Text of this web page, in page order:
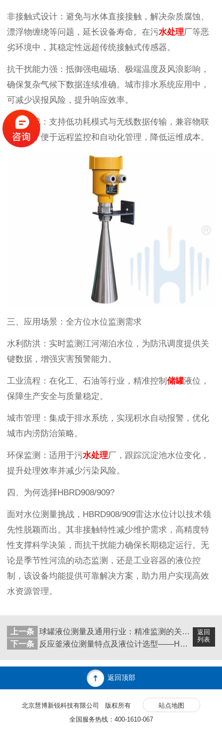
非接触式设计：避免与水体直接接触，解决杂质腐蚀、
漂浮物缠绕等问题，延长设备寿命。在污水处理厂等恶
劣环境中，其稳定性远超传统接触式传感器。
抗干扰能力强：抵御强电磁场、极端温度及风浪影响，
确保复杂气候下数据连续准确。城市排水系统应用中，
可减少误报风险，提升响应效率。
智能集成：支持低功耗模式与无线数据传输，兼容物联
网平台，便于远程监控和自动化管理，降低运维成本。
三、应用场景：全方位水位监测需求
水利防洪：实时监测江河湖泊水位，为防汛调度提供关
键数据，增强灾害预警能力。
工业流程：在化工、石油等行业，精准控制 储罐液位，
保障生产安全与质量稳定。
城市管理：集成于排水系统，实现积水自动报警，优化
城市内涝防治策略。
环保监测：适用于污水处理厂，跟踪沉淀池水位变化，
提升处理效率并减少污染风险。
四、为何选择HBRD908/909?
面对水位测量挑战，HBRD908/909雷达水位计以技术领
先性脱颖而出。其非接触特性减少维护需求，高精度特
性支撑科学决策，而抗干扰能力确保长期稳定运行。无
论是季节性河流的动态监测，还是工业容器的液位控
制，该设备均能提供可靠解决方案，助力用户实现高效
水资源管理。
返回
列表
上一条 球罐液位测量及通用行业：精准监测的关键技术与应用
下一条
反应釜液位测量特点及液位计选型——HBRD雷达液位计
返回顶部
北京慧博新锐科技有限公司 版权所有
站点地图
全国服务热线：400-1610-067